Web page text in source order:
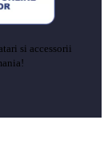
si accessorii